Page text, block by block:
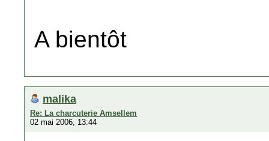
A bientôt
malika
Re: La charcuterie Amsellem
02 mai 2006, 13:44